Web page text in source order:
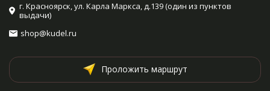
г. Красноярск, ул. Карла Маркса, д.139 (один из пунктов
выдачи)
shop@kudel.ru
Проложить маршрут